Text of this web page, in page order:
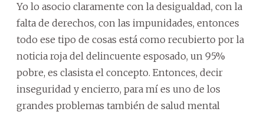
Yo lo asocio claramente con la desigualdad, con la
falta de derechos, con las impunidades, entonces
todo ese tipo de cosas está como recubierto por la
noticia roja del delincuente esposado, un 95%
pobre, es clasista el concepto. Entonces, decir
inseguridad y encierro, para mí es uno de los
grandes problemas también de salud mental